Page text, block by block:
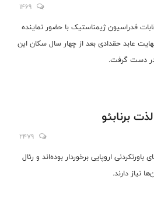
1469
فدراسیون ژیمناستیک با حضور نماینده
عابد حقدادی بعد از چهار سال سکان این
در دست گرفت.
برنابئو
2479
اروپایی برخوردار بوده‌اند و رئال
نیاز دارند.